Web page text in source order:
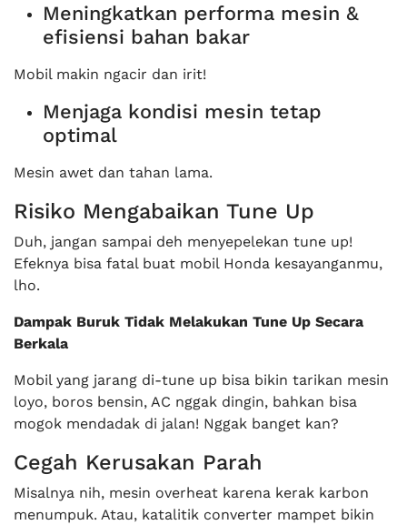
Meningkatkan performa mesin &
efisiensi bahan bakar
Mobil makin ngacir dan irit!
Menjaga kondisi mesin tetap
optimal
Mesin awet dan tahan lama.
Risiko Mengabaikan Tune Up
Duh, jangan sampai deh menyepelekan tune up!
Efeknya bisa fatal buat mobil Honda kesayanganmu,
lho.
Dampak Buruk Tidak Melakukan Tune Up Secara
Berkala
Mobil yang jarang di-tune up bisa bikin tarikan mesin
loyo, boros bensin, AC nggak dingin, bahkan bisa
mogok mendadak di jalan! Nggak banget kan?
Cegah Kerusakan Parah
Misalnya nih, mesin overheat karena kerak karbon
menumpuk. Atau, katalitik converter mampet bikin